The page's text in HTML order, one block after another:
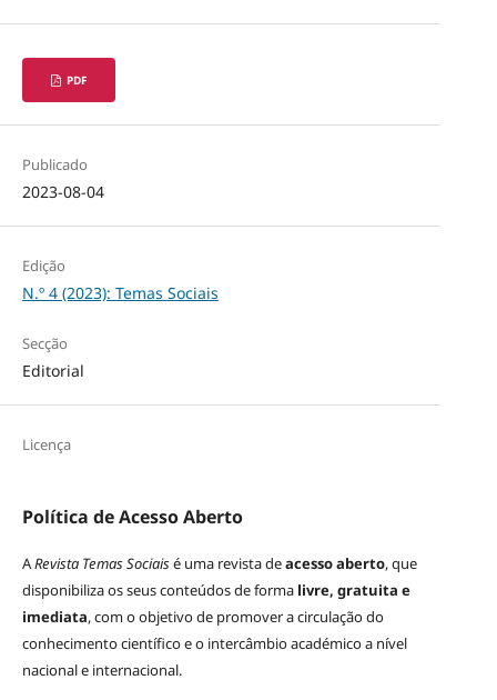
PDF
Publicado
2023-08-04
Edição
N.º 4 (2023): Temas Sociais
Secção
Editorial
Licença
Política de Acesso Aberto
ARevista Temas Sociaisé uma revista deacesso aberto, que
disponibiliza os seus conteúdos de forma livre, gratuita e
imediata, com o objetivo de promover a circulação do
conhecimento científico e o intercâmbio académico a nível
nacional e internacional.